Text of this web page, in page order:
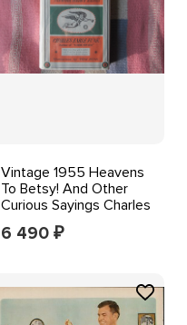
Vintage 1955 Heavens
To Betsy! And Other
Curious Sayings Charles
Earle Funk HCDJ
6 490 ₽